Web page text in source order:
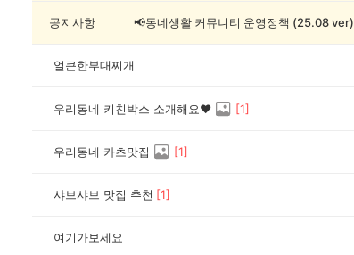
공지사항 📢동네생활 커뮤니티 운영정책 (25.08 ver)
얼큰한부대찌개
우리동네 키친박스 소개해요❤️ [1]
우리동네 카츠맛집 [1]
샤브샤브 맛집 추천 [1]
여기가보세요